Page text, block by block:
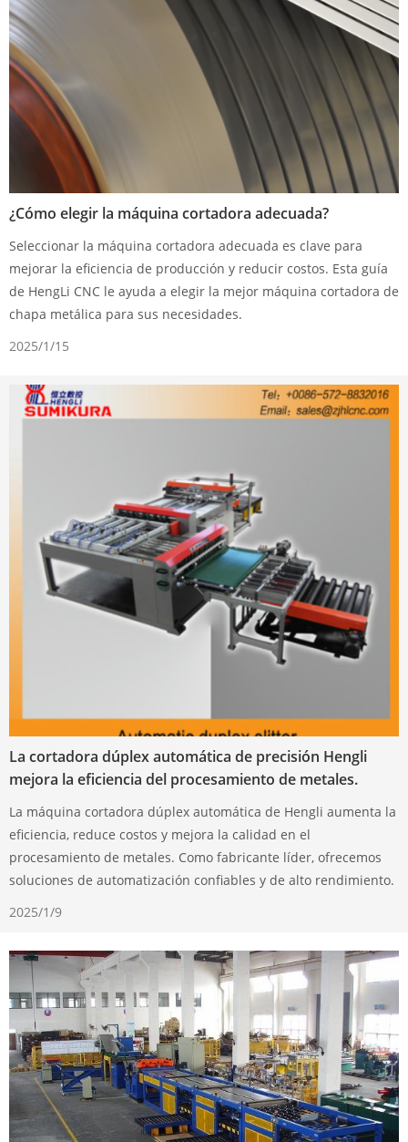
¿Cómo elegir la máquina cortadora adecuada?
Seleccionar la máquina cortadora adecuada es clave para
mejorar la eficiencia de producción y reducir costos. Esta guía
de HengLi CNC le ayuda a elegir la mejor máquina cortadora de
chapa metálica para sus necesidades.
2025/1/15
La cortadora dúplex automática de precisión Hengli
mejora la eficiencia del procesamiento de metales.
La máquina cortadora dúplex automática de Hengli aumenta la
eficiencia, reduce costos y mejora la calidad en el
procesamiento de metales. Como fabricante líder, ofrecemos
soluciones de automatización confiables y de alto rendimiento.
2025/1/9